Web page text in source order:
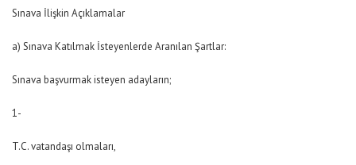
Sınava İlişkin Açıklamalar
a) Sınava Katılmak İsteyenlerde Aranılan Şartlar:
Sınava başvurmak isteyen adayların;
1-
T.C. vatandaşı olmaları,